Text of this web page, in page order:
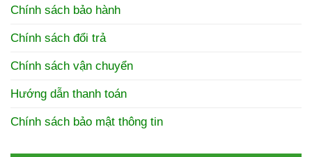
Chính sách bảo hành
Chính sách đổi trả
Chính sách vận chuyển
Hướng dẫn thanh toán
Chính sách bảo mật thông tin